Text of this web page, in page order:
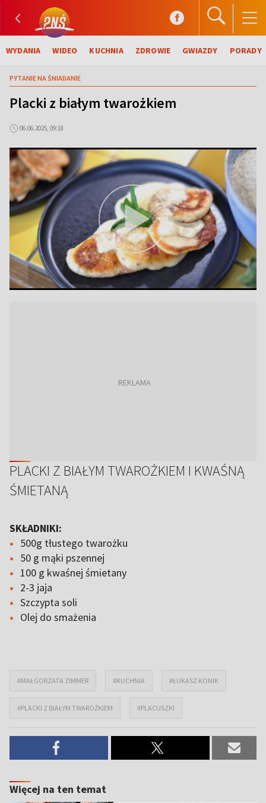
WYDANIA WIDEO KUCHNIA ZDROWIE GWIAZDY PORADY
PYTANIE NA ŚNIADANIE
Placki z białym twarożkiem
06.06.2025, 09:18
PLACKI Z BIAŁYM TWAROŻKIEM I KWAŚNĄ
ŚMIETANĄ
SKŁADNIKI:
500g tłustego twarożku
50 g mąki pszennej
100 g kwaśnej śmietany
2-3 jaja
Szczypta soli
Olej do smażenia
#MAŁGORZATA ZIMMER #KUCHNIA #ŁUKASZ KONIK
#PLACKI Z BIAŁYM TWAROŻKIEM #PLACUSZKI
Więcej na ten temat